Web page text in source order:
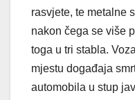
rasvjete, te metalne
nakon čega se više
toga u tri stabla.
mjestu događaja
automobila u stup